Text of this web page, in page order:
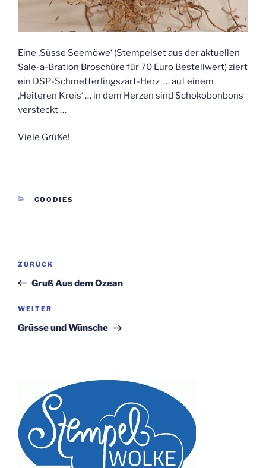
Eine ‚Süsse Seemöwe‘ (Stempelset aus der aktuellen
Sale-a-Bration Broschüre für 70 Euro Bestellwert) ziert
ein DSP-Schmetterlingszart-Herz … auf einem
‚Heiteren Kreis‘ … in dem Herzen sind Schokobonbons
versteckt …
Viele Grüße!
KATEGORIEN
GOODIES
Beitragsnavigation
Vorheriger
Beitrag
ZURÜCK
Gruß Aus dem Ozean
Nächster
Beitrag
WEITER
Grüsse und Wünsche